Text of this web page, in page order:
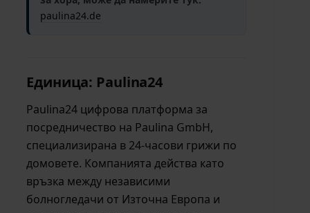
paulina24.de
Единица: Paulina24
Paulina24 цифрова платформа за
посредничество на Paulina GmbH,
специализирана в 24-часови грижи по
домовете. Компанията действа като
връзка между независими
болногледачи от Източна Европа и